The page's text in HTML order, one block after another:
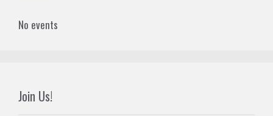
No events
Join Us!